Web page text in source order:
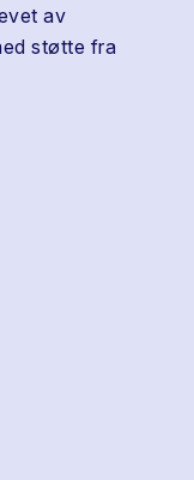
av
støtte fra